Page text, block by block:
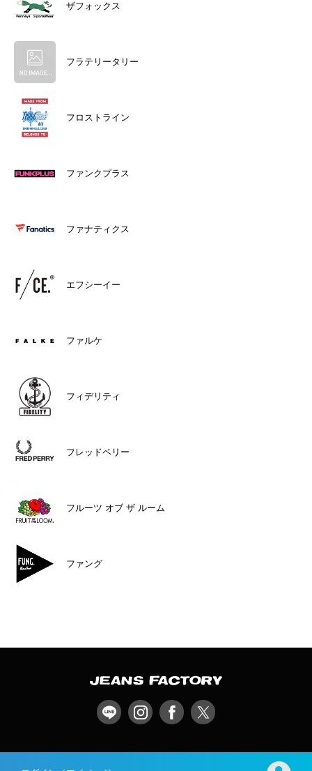
ザフォックス
フラテリータリー
フロストライン
ファンクプラス
ファナティクス
エフシーイー
ファルケ
フィデリティ
フレッドペリー
フルーツ オブ ザ ルーム
ファング